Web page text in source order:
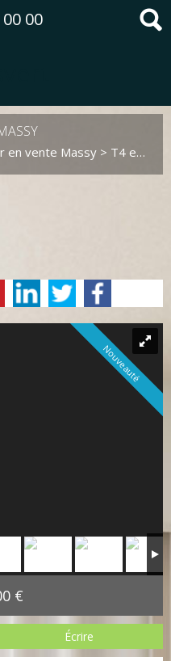
00
en vente Massy > T4 en vente Massy
Nouveauté
€
Écrire